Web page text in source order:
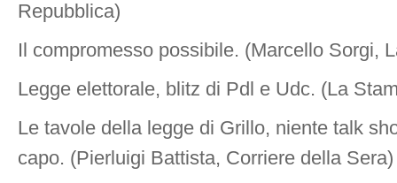
Repubblica)
Il compromesso possibile. (Marcello Sorgi,
Legge elettorale, blitz di Pdl e Udc. (La
Le tavole della legge di Grillo, niente talk
capo. (Pierluigi Battista, Corriere della Sera)